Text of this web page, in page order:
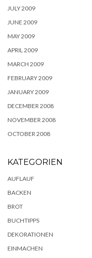
JULY 2009
JUNE 2009
MAY 2009
APRIL 2009
MARCH 2009
FEBRUARY 2009
JANUARY 2009
DECEMBER 2008
NOVEMBER 2008
OCTOBER 2008
KATEGORIEN
AUFLAUF
BACKEN
BROT
BUCHTIPPS
DEKORATIONEN
EINMACHEN